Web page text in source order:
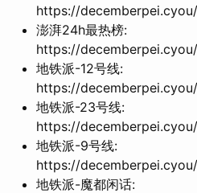
https://
澎湃24h最热榜:
https://
地铁派-12号线:
https://
地铁派-23号线:
https://
地铁派-9号线:
https://
地铁派-魔都闲话: